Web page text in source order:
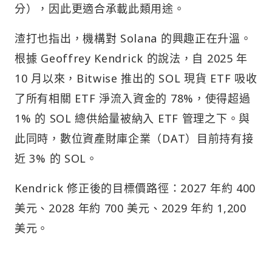
分），因此更適合承載此類用途。
渣打也指出，機構對 Solana 的興趣正在升溫。
根據 Geoffrey Kendrick 的說法，自 2025 年
10 月以來，Bitwise 推出的 SOL 現貨 ETF 吸收
了所有相關 ETF 淨流入資金的 78%，使得超過
1% 的 SOL 總供給量被納入 ETF 管理之下。與
此同時，數位資產財庫企業（DAT）目前持有接
近 3% 的 SOL。
Kendrick 修正後的目標價路徑：2027 年約 400
美元、2028 年約 700 美元、2029 年約 1,200
美元。